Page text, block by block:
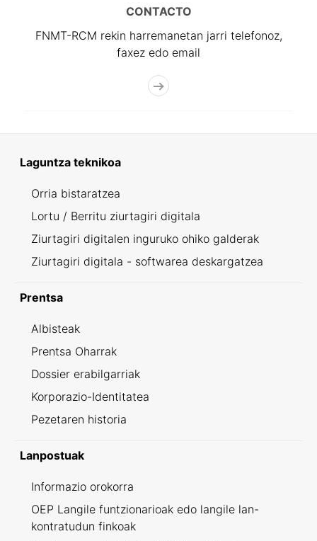
CONTACTO
FNMT-RCM rekin harremanetan jarri telefonoz,
faxez edo email
Laguntza teknikoa
Orria bistaratzea
Lortu / Berritu ziurtagiri digitala
Ziurtagiri digitalen inguruko ohiko galderak
Ziurtagiri digitala - softwarea deskargatzea
Prentsa
Albisteak
Prentsa Oharrak
Dossier erabilgarriak
Korporazio-Identitatea
Pezetaren historia
Lanpostuak
Informazio orokorra
OEP Langile funtzionarioak edo langile lan-
kontratudun finkoak